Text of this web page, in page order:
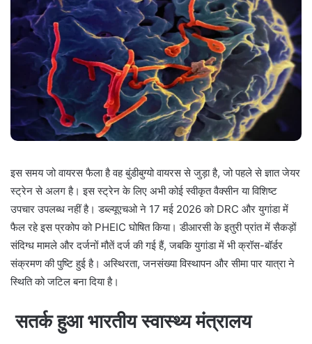
इस समय जो वायरस फैला है वह बुंडीबुग्यो वायरस से जुड़ा है, जो पहले से ज्ञात जेयर
स्ट्रेन से अलग है। इस स्ट्रेन के लिए अभी कोई स्वीकृत वैक्सीन या विशिष्ट
उपचार उपलब्ध नहीं है। डब्ल्यूएचओ ने 17 मई 2026 को DRC और युगांडा में
फैल रहे इस प्रकोप को PHEIC घोषित किया। डीआरसी के इतुरी प्रांत में सैकड़ों
संदिग्ध मामले और दर्जनों मौतें दर्ज की गई हैं, जबकि युगांडा में भी क्रॉस-बॉर्डर
संक्रमण की पुष्टि हुई है। अस्थिरता, जनसंख्या विस्थापन और सीमा पार यात्रा ने
स्थिति को जटिल बना दिया है।
सतर्क हुआ भारतीय स्वास्थ्य मंत्रालय